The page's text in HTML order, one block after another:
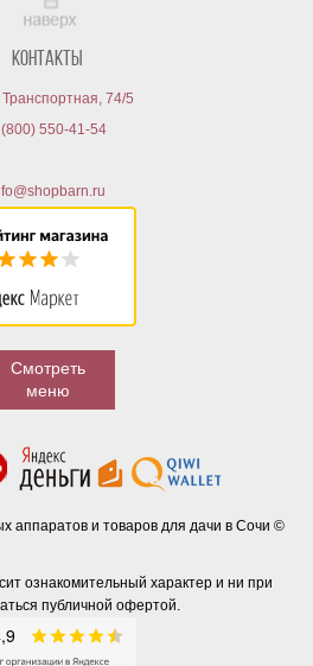
Контакты
74/5
550-41-54
Смотреть
меню
аппаратов и товаров для дачи в Сочи ©
ознакомительный характер и ни при
публичной офертой.